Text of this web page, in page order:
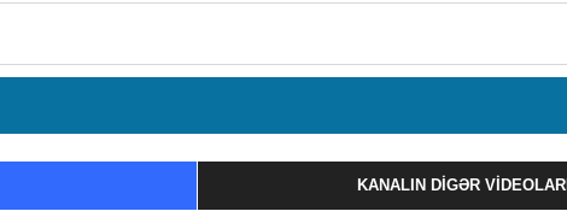
KANALIN DIGƏR VIDEOLARI